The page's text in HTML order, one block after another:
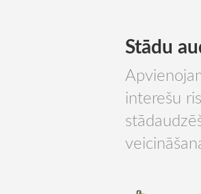
Stādu
interešu